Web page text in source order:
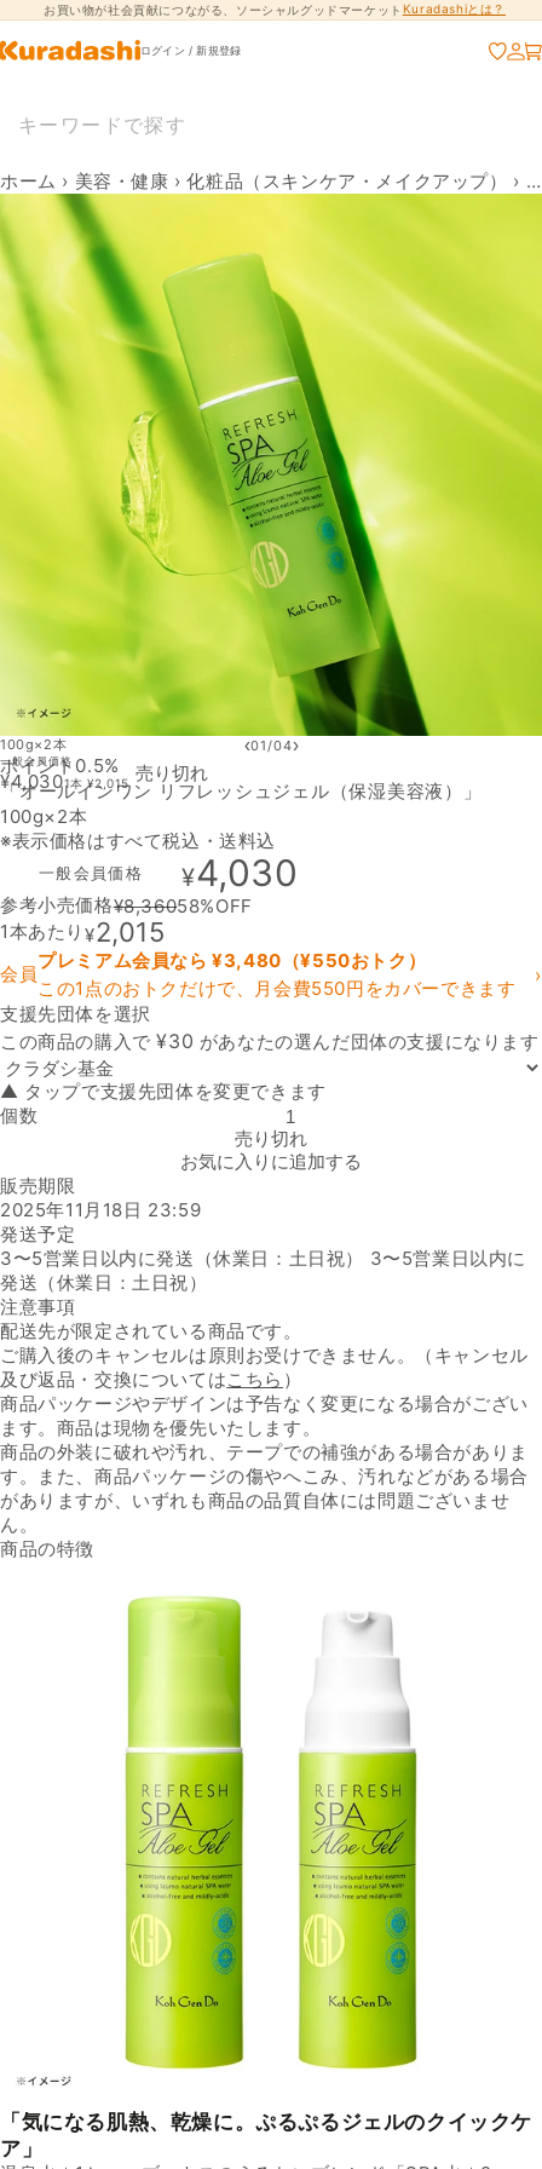
コンテンツに進
む
お買い物が社会貢献につながる、ソーシャルグッドマーケット Kuradashiとは？
ログイン / 新規登録
ホーム › 美容・健康 › 化粧品（スキンケア・メイクアップ） ›
100g×2本 ‹01 /04›
ポイント0.5%
「オールインワン リフレッシュジェル（保湿美容液）」
100g×2本
※表示価格はすべて税込・送料込
一般会員価格 ¥4,030
参考小売価格¥8,36058%OFF
1本あたり ¥2,015
会員
プレミアム会員なら ¥3,480 （¥550おトク）
この1点のおトクだけで、月会費550円をカバーできます
›
支援先団体を選択
この商品の購入で¥30 があなたの選んだ団体の支援になります
支援先団体
▲ タップで支援先団体を変更できます
個数「オールインワン リフレッシュジェル（保湿美容液）」の数量を減ら
売り切れ
お気に入りに追加する
販売期限
2025年11月18日 23:59
発送予定
3〜5営業日以内に発送（休業日：土日祝） 3〜5営業日以内に
発送（休業日：土日祝）
注意事項
配送先が限定されている商品です。
ご購入後のキャンセルは原則お受けできません。（キャンセル
及び返品・交換についてはこちら ）
商品パッケージやデザインは予告なく変更になる場合がござい
ます。商品は現物を優先いたします。
商品の外装に破れや汚れ、テープでの補強がある場合がありま
す。また、商品パッケージの傷やへこみ、汚れなどがある場合
がありますが、いずれも商品の品質自体には問題ございませ
ん。
一般会員価格
¥4,0301本 ¥2,015
売り切れ
商品の特徴
「気になる肌熱、乾燥に。ぷるぷるジェルのクイックケ
ア」